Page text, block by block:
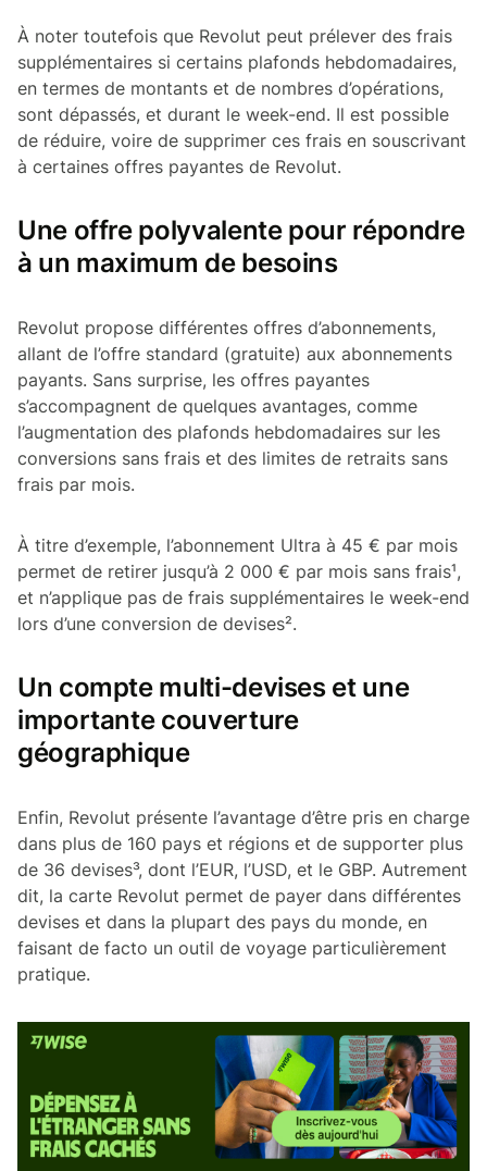
À noter toutefois que Revolut peut prélever des frais
supplémentaires si certains plafonds hebdomadaires,
en termes de montants et de nombres d’opérations,
sont dépassés, et durant le week-end. Il est possible
de réduire, voire de supprimer ces frais en souscrivant
à certaines offres payantes de Revolut.
Une offre polyvalente pour répondre
à un maximum de besoins
Revolut propose différentes offres d’abonnements,
allant de l’offre standard (gratuite) aux abonnements
payants. Sans surprise, les offres payantes
s’accompagnent de quelques avantages, comme
l’augmentation des plafonds hebdomadaires sur les
conversions sans frais et des limites de retraits sans
frais par mois.
À titre d’exemple, l’abonnement Ultra à 45 € par mois
permet de retirer jusqu’à 2 000 € par mois sans frais¹,
et n’applique pas de frais supplémentaires le week-end
lors d’une conversion de devises².
Un compte multi-devises et une
importante couverture
géographique
Enfin, Revolut présente l’avantage d’être pris en charge
dans plus de 160 pays et régions et de supporter plus
de 36 devises³, dont l’EUR, l’USD, et le GBP. Autrement
dit, la carte Revolut permet de payer dans différentes
devises et dans la plupart des pays du monde, en
faisant de facto un outil de voyage particulièrement
pratique.